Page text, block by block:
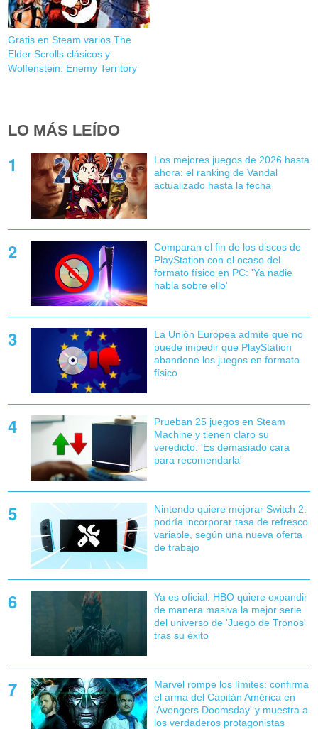
Gratis en Steam varios The
Elder Scrolls clásicos y
Wolfenstein: Enemy Territory
LO MÁS LEÍDO
Los mejores juegos de 2026 hasta
ahora: el ranking de Vandal
actualizado hasta la fecha
Comparan el fin de los discos de
PlayStation con el ocaso del
formato físico en PC: 'Ya nadie
habla sobre ello'
La Unión Europea admite que no
puede impedir que PlayStation
abandone los juegos en formato
físico
Prueban 25 juegos en Steam
Machine y tienen claro su
veredicto: 'Es demasiado cara
para recomendarla'
Nintendo quiere mejorar Switch 2:
podría incorporar tasa de refresco
variable, según una nueva oferta
de trabajo
Ya es oficial: HBO quiere expandir
de manera masiva la mejor serie
del universo de 'Juego de Tronos'
tras su éxito
Marvel rompe los límites: confirma
el arma del Capitán América en
'Avengers Doomsday' y muestra a
los verdaderos protagonistas